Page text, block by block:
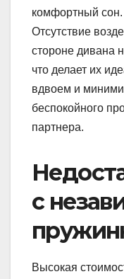
комфортный сон.
Отсутствие
стороне дивана
что делает их
вдвоем и
беспокойного
партнера.
с
Высокая